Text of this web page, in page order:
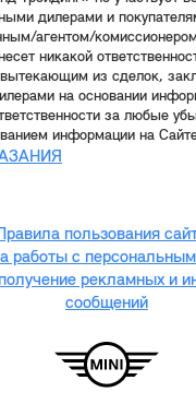
дилерами и
агентом/
никакой
вытекающим из сделок,
на основании
за любые
информации на
пользования
работы с
рекламных и
сообщений